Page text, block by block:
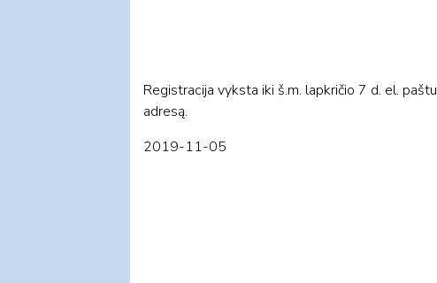
Registracija vyksta iki š.m. lapkričio 7 d. el. paštu
adresą.
2019-11-05